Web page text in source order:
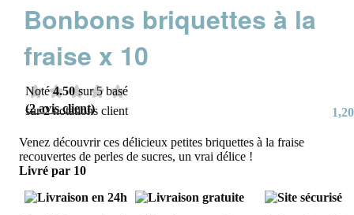
Bonbons briquettes à la
fraise x 10
Noté4.50 sur 5 basé
sur2notations client
(2avis client) 1,20
Venez découvrir ces délicieux petites briquettes à la fraise
recouvertes de perles de sucres, un vrai délice !
Livré par 10